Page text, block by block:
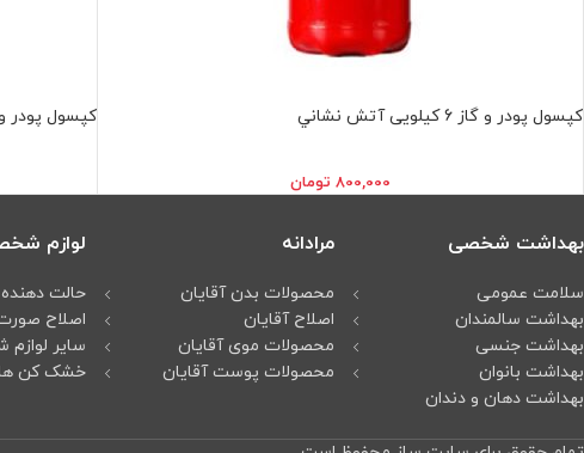
كپسول پودر و گاز 6 كيلويی آتش نشاني
800,000 تومان
كپسول پودر و گاز 4 كيلويی
بهداشت شخصی
سلامت عمومی
بهداشت سالمندان
بهداشت جنسی
بهداشت بانوان
بهداشت دهان و دندان
مرادانه
محصولات بدن آقایان
اصلاح آقایان
محصولات موی آقایان
محصولات پوست آقایان
لوازم
حالت
اصلاح
سایر
خشک کن